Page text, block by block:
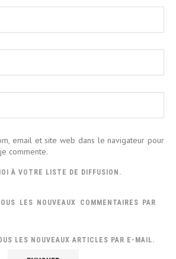
email et site web dans le navigateur pour
commente.
À VOTRE LISTE DE DIFFUSION.
LES NOUVEAUX COMMENTAIRES PAR
LES NOUVEAUX ARTICLES PAR E-MAIL.